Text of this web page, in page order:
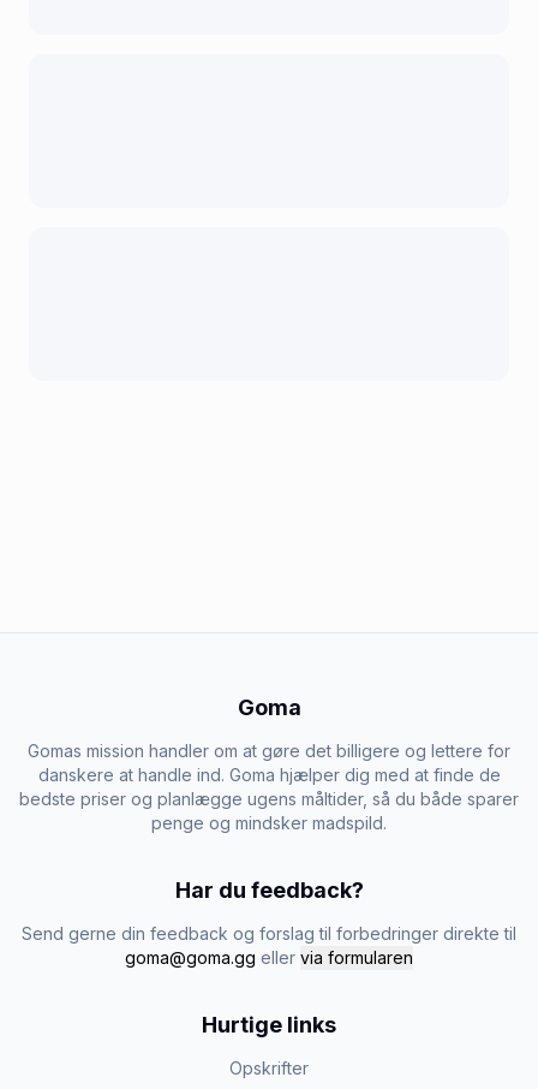
Goma
Gomas mission handler om at gøre det billigere og lettere for
danskere at handle ind. Goma hjælper dig med at finde de
bedste priser og planlægge ugens måltider, så du både sparer
penge og mindsker madspild.
Har du feedback?
Send gerne din feedback og forslag til forbedringer direkte til
goma@goma.gg eller via formularen
Hurtige links
Opskrifter